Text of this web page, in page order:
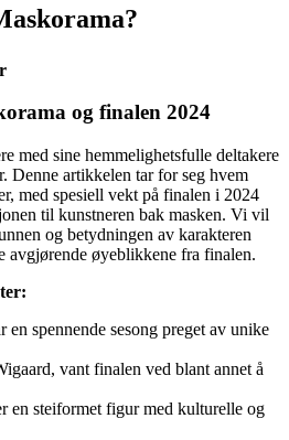
og finalen 2024
med sine hemmelighetsfulle deltakere
Denne artikkelen tar for seg hvem
med spesiell vekt på finalen i 2024
til kunstneren bak masken. Vi vil
og betydningen av karakteren
avgjørende øyeblikkene fra finalen.
en spennende sesong preget av unike
vant finalen ved blant annet å
en steiformet figur med kulturelle og